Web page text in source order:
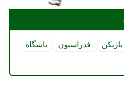
بازیكن فدراسیون
باشگاه